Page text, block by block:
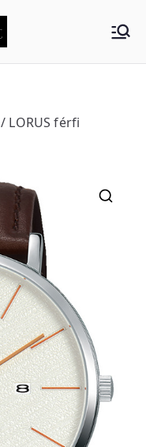
Tempus
küzlet
/ LORUS férfi